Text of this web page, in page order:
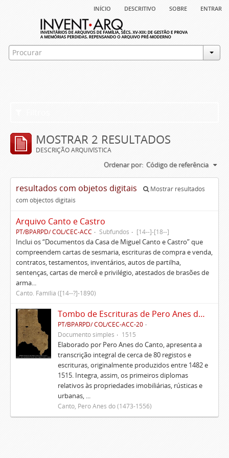
início descritivo sobre entrar
MOSTRAR 2 RESULTADOS
DESCRIÇÃO ARQUIVÍSTICA
Ordenar por: Código de referência
resultados com objetos digitais
Mostrar resultados
com objectos digitais
Arquivo Canto e Castro
PT/BPARPD/ COL/CEC-ACC Subfundos [14--]-[18--]
Inclui os “Documentos da Casa de Miguel Canto e Castro” que
compreendem cartas de sesmaria, escrituras de compra e venda,
contratos, testamentos, inventários, autos de partilha,
sentenças, cartas de mercê e privilégio, atestados de brasões de
arma...
Canto. Família ([14--?]-1890)
Tombo de Escrituras de Pero Anes do Canto
PT/BPARPD/ COL/CEC-ACC-20
Documento simples
1515
Elaborado por Pero Anes do Canto, apresenta a
transcrição integral de cerca de 80 registos e
escrituras, originalmente produzidos entre 1482 e
1515. Integra, assim, os primeiros diplomas
relativos às propriedades imobiliárias, rústicas e
urbanas, ...
Canto, Pero Anes do (1473-1556)